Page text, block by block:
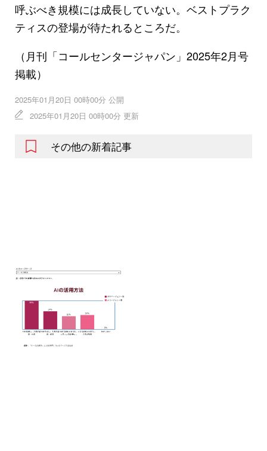
呼ぶべき規模には成長していない。ベストプラク
ティスの登場が待たれるところだ。
（月刊「コールセンタージャパン」2025年2月号
掲載）
2025年01月20日 00時00分 公開
2025年01月20日 00時00分 更新
その他の新着記事